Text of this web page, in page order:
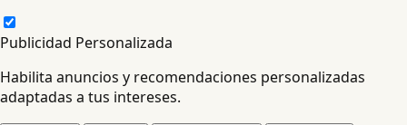
Publicidad Personalizada
Habilita anuncios y recomendaciones personalizadas
adaptadas a tus intereses.